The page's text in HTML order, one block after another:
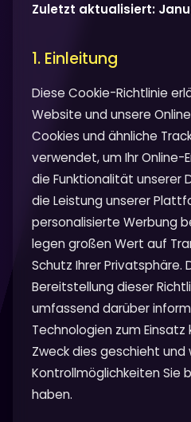
Zuletzt aktualisiert:
1. Einleitung
Diese Cookie-Richtlinie
Website und unsere
Cookies und ähnliche
verwendet, um Ihr Online-
die Funktionalität unserer
die Leistung unserer
personalisierte Werbung
legen großen Wert auf
Schutz Ihrer Privatsphäre.
Bereitstellung dieser
umfassend darüber
Technologien zum
Zweck dies geschieht und
Kontrollmöglichkeiten Sie
haben.